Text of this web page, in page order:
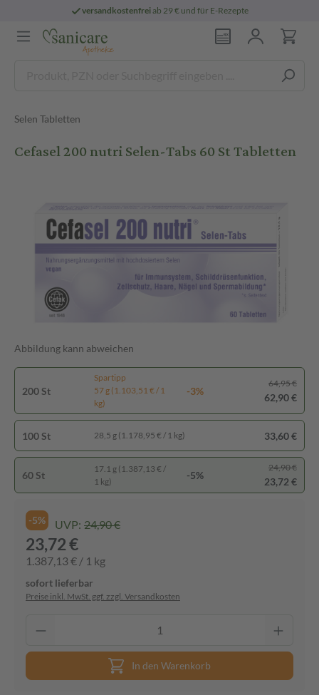
versandkostenfreiab 29 € und für E-Rezepte
Selen Tabletten
Cefasel 200 nutri Selen-Tabs 60 St Tabletten
Abbildung kann abweichen
200 St
Spartipp
57 g (1.103,51 € / 1
kg)
-3%
64,95 €
62,90 €
100 St 28,5 g (1.178,95 € / 1 kg) 33,60 €
60 St
17.1 g (1.387,13 € /
1 kg)
-5%
24,90 €
23,72 €
-5% UVP: 24,90 €
23,72 €
1.387,13 € / 1 kg
sofort lieferbar
Preise inkl. MwSt. ggf. zzgl. Versandkosten
In den Warenkorb